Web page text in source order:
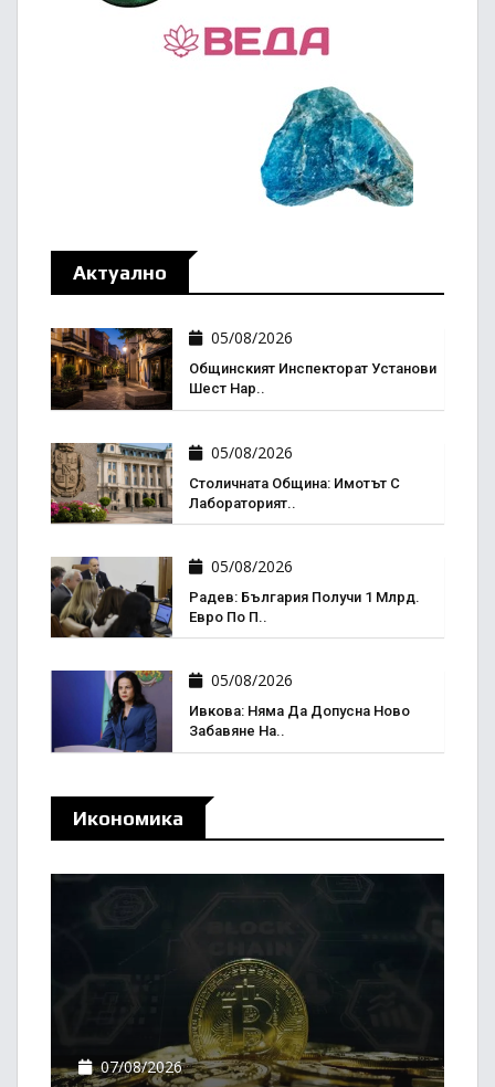
Актуално
05/08/2026
Общинският Инспекторат Установи
Шест Нар..
05/08/2026
Столичната Община: Имотът С
Лабораторият..
05/08/2026
Радев: България Получи 1 Млрд.
Евро По П..
05/08/2026
Ивкова: Няма Да Допусна Ново
Забавяне На..
Икономика
07/08/2026